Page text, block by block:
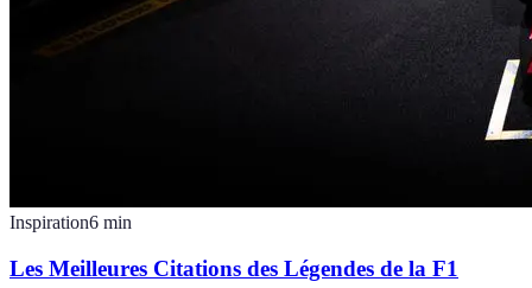
Inspiration6 min
Les Meilleures Citations des Légendes de la F1